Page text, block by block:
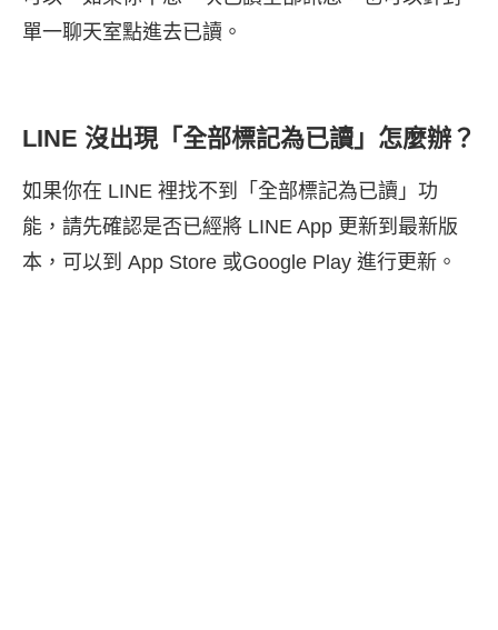
單一聊天室點進去已讀。
LINE 沒出現「全部標記為已讀」怎麼辦？
如果你在 LINE 裡找不到「全部標記為已讀」功
能，請先確認是否已經將 LINE App 更新到最新版
本，可以到 App Store 或Google Play 進行更新。